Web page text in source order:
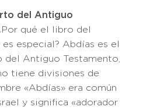
del Antiguo
qué el libro del
especial? Abdías es el
del Antiguo Testamento,
tiene divisiones de
«Abdías» era común
y significa «adorador